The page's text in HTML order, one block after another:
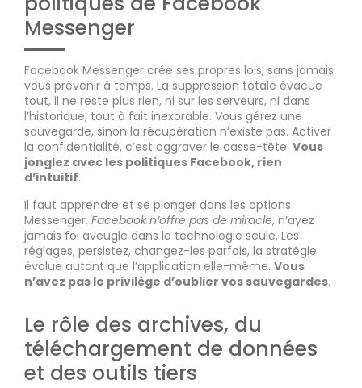
Messenger
Facebook Messenger crée ses propres lois, sans jamais
vous prévenir à temps. La suppression totale évacue
tout, il ne reste plus rien, ni sur les serveurs, ni dans
l’historique, tout à fait inexorable. Vous gérez une
sauvegarde, sinon la récupération n’existe pas. Activer
la confidentialité, c’est aggraver le casse-tête. Vous
jonglez avec les politiques Facebook, rien
d’intuitif.
Il faut apprendre et se plonger dans les options
Messenger. Facebook n’offre pas de miracle, n’ayez
jamais foi aveugle dans la technologie seule. Les
réglages, persistez, changez-les parfois, la stratégie
évolue autant que l’application elle-même. Vous
n’avez pas le privilège d’oublier vos sauvegardes.
Le rôle des archives, du
téléchargement de données
et des outils tiers